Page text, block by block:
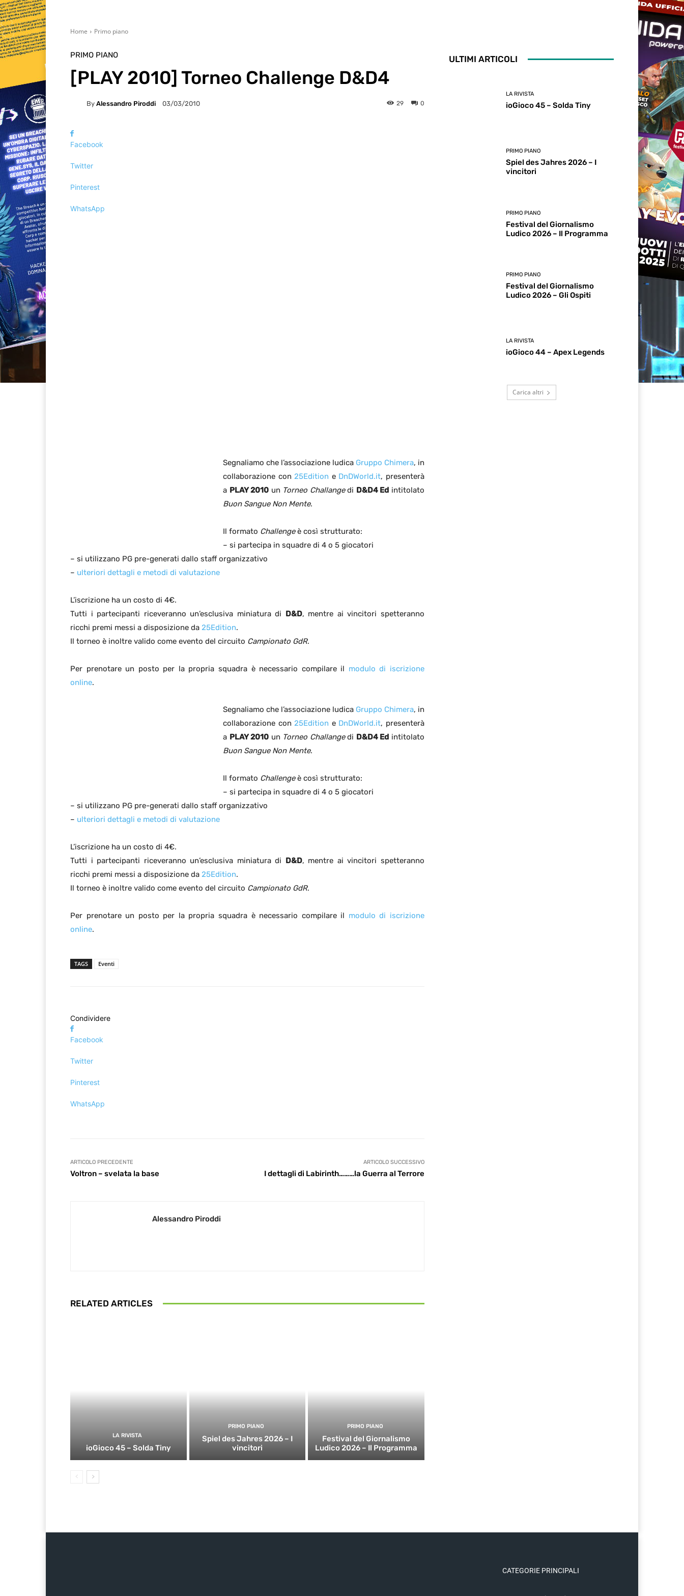
Home Primo piano
PRIMO PIANO
[PLAY 2010] Torneo Challenge D&D4
By Alessandro Piroddi 03/03/2010 0
29
Facebook
Twitter
Pinterest
WhatsApp
Segnaliamo che l’associazione ludica Gruppo Chimera, in
collaborazione con25Edition e DnDWorld.it, presenterà
a PLAY 2010 un Torneo Challangedi D&D4 Ed intitolato
Buon Sangue Non Mente.
Il formato Challengeè così strutturato:
– si partecipa in squadre di 4 o 5 giocatori
– si utilizzano PG pre-generati dallo staff organizzativo
– ulteriori dettagli e metodi di valutazione
L’iscrizione ha un costo di 4€.
Tutti i partecipanti riceveranno un’esclusiva miniatura di D&D, mentre ai vincitori spetteranno
ricchi premi messi a disposizione da 25Edition.
Il torneo è inoltre valido come evento del circuito Campionato GdR.
Per prenotare un posto per la propria squadra è necessario compilare il modulo di iscrizione
online.
Segnaliamo che l’associazione ludica Gruppo Chimera, in
collaborazione con25Edition e DnDWorld.it, presenterà
a PLAY 2010 un Torneo Challangedi D&D4 Ed intitolato
Buon Sangue Non Mente.
Il formato Challengeè così strutturato:
– si partecipa in squadre di 4 o 5 giocatori
– si utilizzano PG pre-generati dallo staff organizzativo
– ulteriori dettagli e metodi di valutazione
L’iscrizione ha un costo di 4€.
Tutti i partecipanti riceveranno un’esclusiva miniatura di D&D, mentre ai vincitori spetteranno
ricchi premi messi a disposizione da 25Edition.
Il torneo è inoltre valido come evento del circuito Campionato GdR.
Per prenotare un posto per la propria squadra è necessario compilare il modulo di iscrizione
online.
TAGS Eventi
Condividere
Facebook
Twitter
Pinterest
WhatsApp
ARTICOLO PRECEDENTE
Voltron – svelata la base
ARTICOLO SUCCESSIVO
I dettagli di Labirinth………la Guerra al Terrore
Alessandro Piroddi
RELATED ARTICLES
LA RIVISTA
ioGioco 45 – Solda Tiny
PRIMO PIANO
Spiel des Jahres 2026 – I
vincitori
PRIMO PIANO
Festival del Giornalismo
Ludico 2026 – Il Programma
ULTIMI ARTICOLI
LA RIVISTA
ioGioco 45 – Solda Tiny
PRIMO PIANO
Spiel des Jahres 2026 – I
vincitori
PRIMO PIANO
Festival del Giornalismo
Ludico 2026 – Il Programma
PRIMO PIANO
Festival del Giornalismo
Ludico 2026 – Gli Ospiti
LA RIVISTA
ioGioco 44 – Apex Legends
Carica altri
CATEGORIE PRINCIPALI